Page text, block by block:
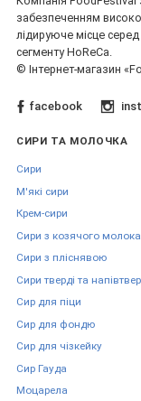
забезпеченням
лідируюче місце
сегменту HoReCa.
© Інтернет-магазин
facebook
СИРИ ТА МОЛОЧКА
Сири
М'які сири
Крем-сири
Сири з козячого молока
Сири з пліснявою
Сири тверді та
Сир для піци
Сир для фондю
Сир для чізкейку
Сир Гауда
Моцарела